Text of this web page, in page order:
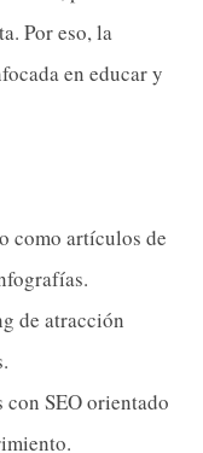
Por eso, la
en educar y
como artículos de
de atracción
con SEO orientado